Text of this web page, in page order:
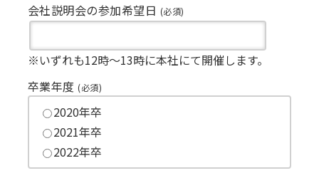
会社説明会の参加希望日 (必須)
※いずれも12時～13時に本社にて開催します。
卒業年度 (必須)
2020年卒
2021年卒
2022年卒